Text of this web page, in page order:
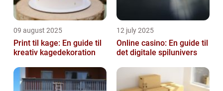
09 august 2025
Print til kage: En guide til
kreativ kagedekoration
12 july 2025
Online casino: En guide til
det digitale spilunivers